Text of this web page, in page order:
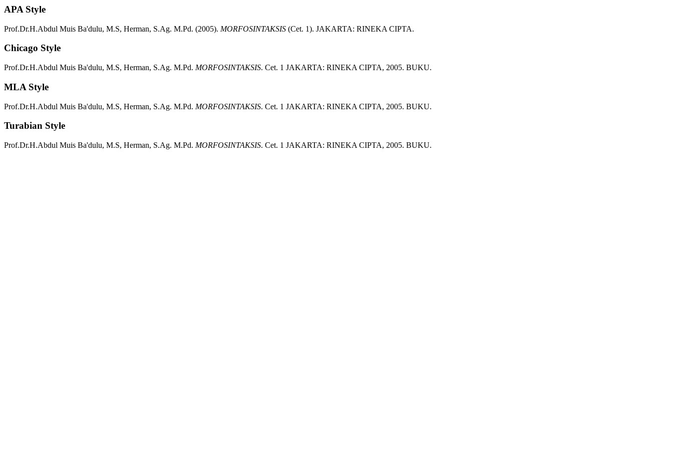
APA Style
Prof.Dr.H.Abdul Muis Ba'dulu, M.S, Herman, S.Ag. M.Pd. (2005). MORFOSINTAKSIS (Cet. 1). JAKARTA: RINEKA CIPTA.
Chicago Style
Prof.Dr.H.Abdul Muis Ba'dulu, M.S, Herman, S.Ag. M.Pd. MORFOSINTAKSIS. Cet. 1 JAKARTA: RINEKA CIPTA, 2005. BUKU.
MLA Style
Prof.Dr.H.Abdul Muis Ba'dulu, M.S, Herman, S.Ag. M.Pd. MORFOSINTAKSIS. Cet. 1 JAKARTA: RINEKA CIPTA, 2005. BUKU.
Turabian Style
Prof.Dr.H.Abdul Muis Ba'dulu, M.S, Herman, S.Ag. M.Pd. MORFOSINTAKSIS. Cet. 1 JAKARTA: RINEKA CIPTA, 2005. BUKU.